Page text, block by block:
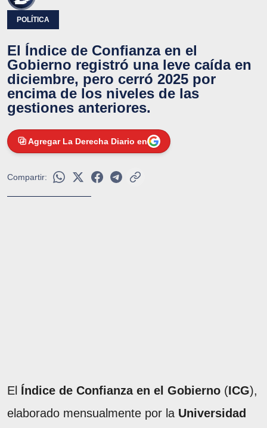
POLÍTICA
El Índice de Confianza en el
Gobierno registró una leve caída en
diciembre, pero cerró 2025 por
encima de los niveles de las
gestiones anteriores.
Agregar La Derecha Diario en
Compartir:
El Índice de Confianza en el Gobierno (ICG),
elaborado mensualmente por la Universidad